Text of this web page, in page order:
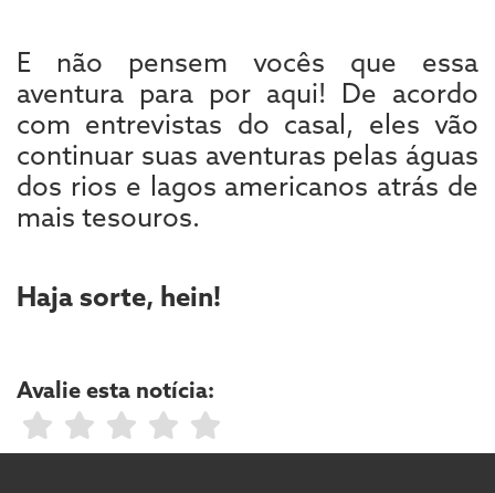
E não pensem vocês que essa
aventura para por aqui! De acordo
com entrevistas do casal, eles vão
continuar suas aventuras pelas águas
dos rios e lagos americanos atrás de
mais tesouros.
Haja sorte, hein!
Avalie esta notícia: